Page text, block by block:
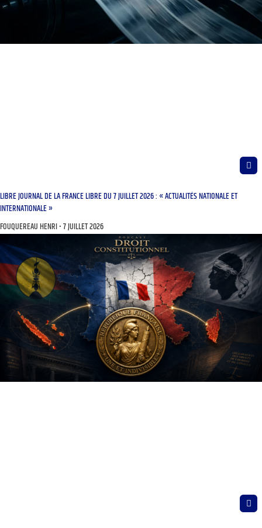
LIBRE JOURNAL DE LA FRANCE LIBRE DU 7 JUILLET 2026 : « ACTUALITÉS NATIONALE ET
INTERNATIONALE »
FOUQUEREAU HENRI 7 JUILLET 2026